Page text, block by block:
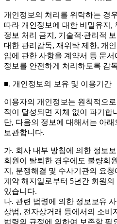
개인정보의 처리를 위탁하는 경
따라 개인정보에 대한 비밀유지,
정보 처리 금지, 기술적∙관리적
대한 관리감독, 재위탁 제한, 개
임에 관한 사항을 계약서 등 문
정보를 안전하게 처리하도록 감
■. 개인정보의 보유 및 이용기간
이용자의 개인정보는 원칙적으
적이 달성되면 지체 없이 파기합
단, 다음의 정보에 대해서는 아
보관합니다.
가. 회사 내부 방침에 의한 정보
회원이 탈퇴한 경우에도 불량회
지, 분쟁해결 및 수사기관의 요
계약 해지일로부터 5년간 회원의
있습니다.
나. 관련 법령에 의한 정보보유
상법, 전자상거래 등에서의 소비
법령의 규정에 의하여 보존할 필